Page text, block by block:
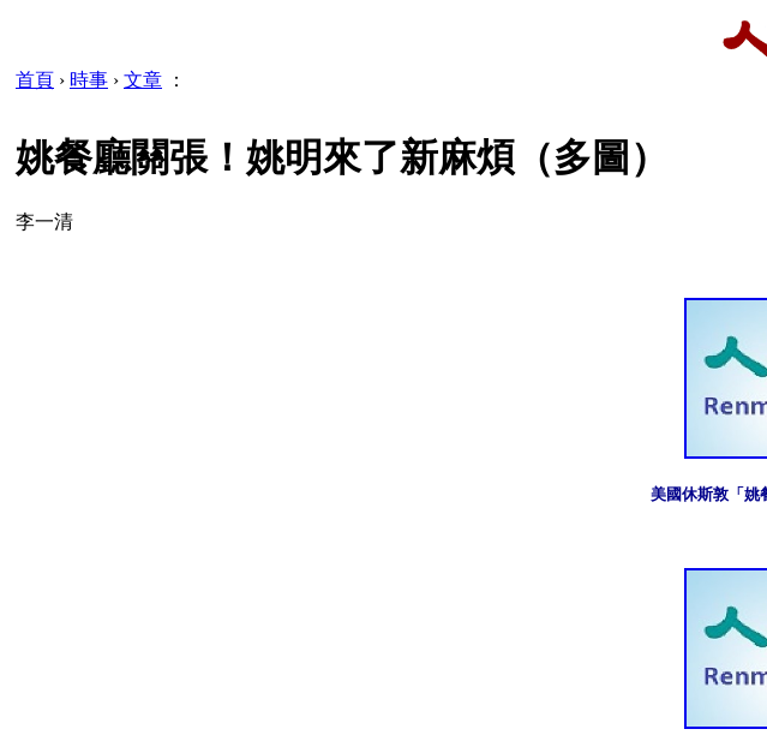
首頁 › 時事 › 文章 ：
姚餐廳關張！姚明來了新麻煩（多圖）
李一清
美國休斯敦「姚